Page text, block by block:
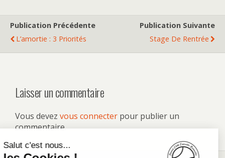
Publication Précédente
L’amortie : 3 Priorités
Publication Suivante
Stage De Rentrée
Laisser un commentaire
Vous devez vous connecter pour publier un
commentaire.